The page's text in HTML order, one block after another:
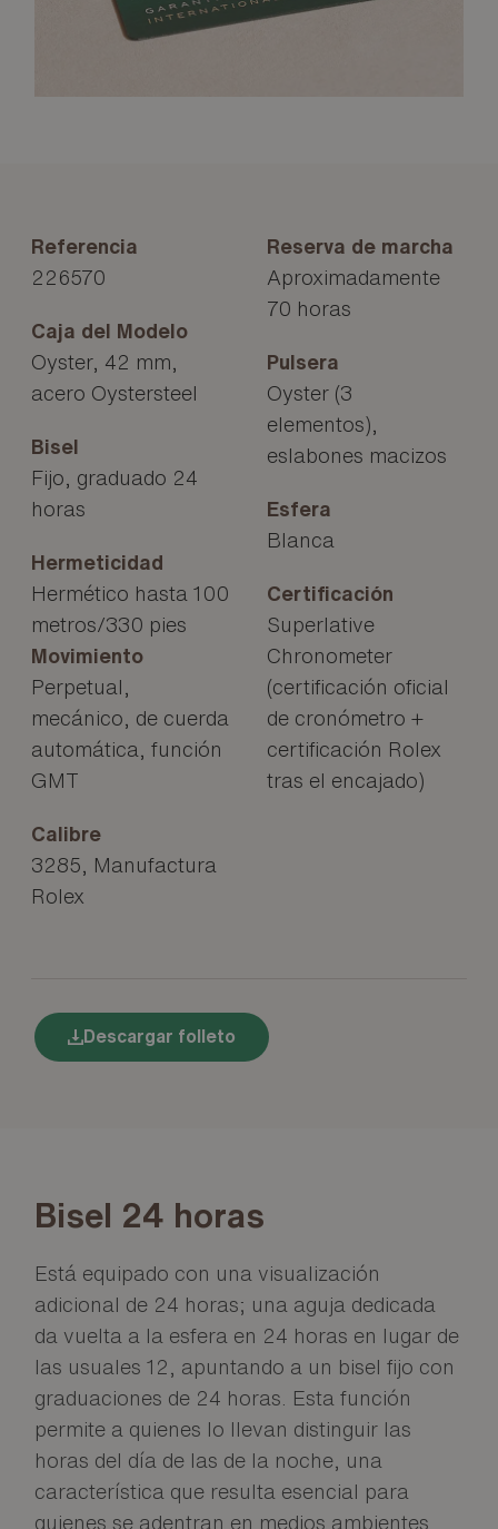
Referencia
226570
Caja del Modelo
Oyster, 42 mm,
acero Oystersteel
Bisel
Fijo, graduado 24
horas
Hermeticidad
Hermético hasta 100
metros/330 pies
Movimiento
Perpetual,
mecánico, de cuerda
automática, función
GMT
Calibre
3285, Manufactura
Rolex
Reserva de marcha
Aproximadamente
70 horas
Pulsera
Oyster (3
elementos),
eslabones macizos
Esfera
Blanca
Certificación
Superlative
Chronometer
(certificación oficial
de cronómetro +
certificación Rolex
tras el encajado)
Descargar folleto
Bisel 24 horas
Está equipado con una visualización
adicional de 24 horas; una aguja dedicada
da vuelta a la esfera en 24 horas en lugar de
las usuales 12, apuntando a un bisel fijo con
graduaciones de 24 horas. Esta función
permite a quienes lo llevan distinguir las
horas del día de las de la noche, una
característica que resulta esencial para
quienes se adentran en medios ambientes